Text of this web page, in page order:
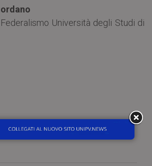
Università degli Studi di